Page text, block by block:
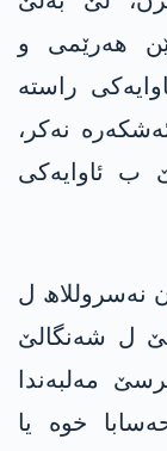
هەرێمی و
راستە
نەکر،
ب ئاوایەکی
نەسروللاھ ل
ل شەنگالێ
مەلبەندا
خوە یا